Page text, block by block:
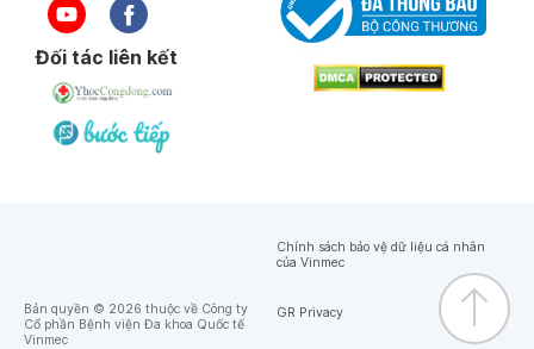
Đối tác liên kết
Bản quyền © 2026 thuộc về Công ty
Cổ phần Bệnh viện Đa khoa Quốc tế
Vinmec
Chính sách bảo vệ dữ liệu cá nhân
của Vinmec
GR Privacy